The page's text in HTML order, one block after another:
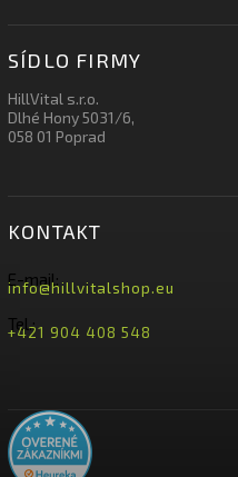
SÍDLO FIRMY
HillVital s.r.o.
Dlhé Hony 5031/6,
058 01 Poprad
KONTAKT
E-mail:
info@hillvitalshop.eu
Tel.:
+421 904 408 548